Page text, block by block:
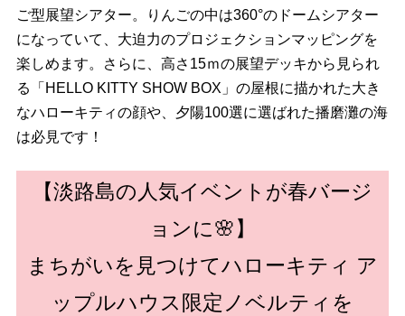
ご型展望シアター。りんごの中は360°のドームシアター
になっていて、大迫力のプロジェクションマッピングを
楽しめます。さらに、高さ15ｍの展望デッキから見られ
る「HELLO KITTY SHOW BOX」の屋根に描かれた大き
なハローキティの顔や、夕陽100選に選ばれた播磨灘の海
は必見です！
【淡路島の人気イベントが春バージ
ョンに🌸】
まちがいを見つけてハローキティ ア
ップルハウス限定ノベルティを